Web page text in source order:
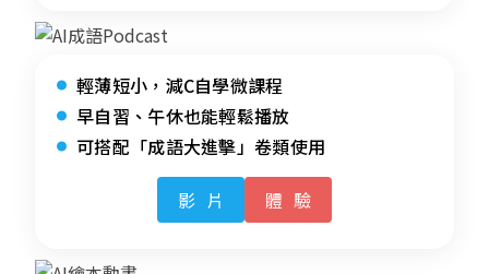
輕薄短小，減C自學微課程
早自習、午休也能輕鬆播放
可搭配「成語大進擊」卷類使用
影片 體驗